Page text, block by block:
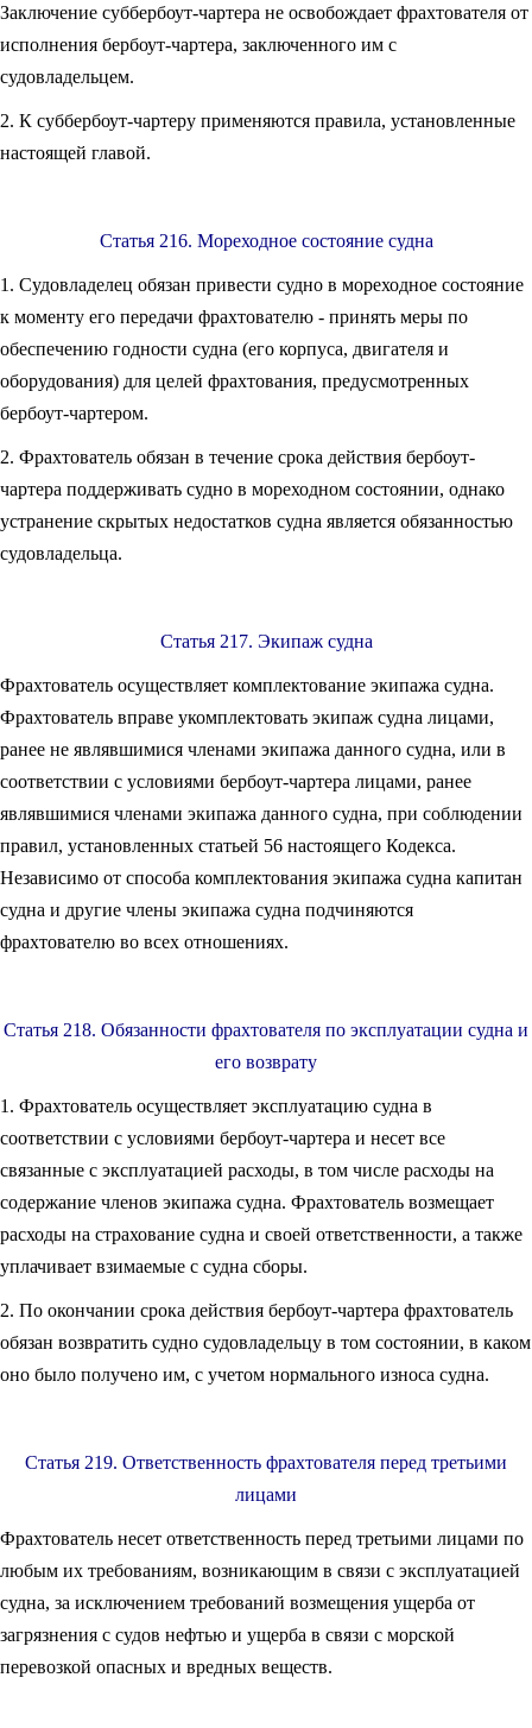
Заключение суббербоут-чартера не освобождает фрахтователя от
исполнения бербоут-чартера, заключенного им с
судовладельцем.
2. К суббербоут-чартеру применяются правила, установленные
настоящей главой.
Статья 216. Мореходное состояние судна
1. Судовладелец обязан привести судно в мореходное состояние
к моменту его передачи фрахтователю - принять меры по
обеспечению годности судна (его корпуса, двигателя и
оборудования) для целей фрахтования, предусмотренных
бербоут-чартером.
2. Фрахтователь обязан в течение срока действия бербоут-
чартера поддерживать судно в мореходном состоянии, однако
устранение скрытых недостатков судна является обязанностью
судовладельца.
Статья 217. Экипаж судна
Фрахтователь осуществляет комплектование экипажа судна.
Фрахтователь вправе укомплектовать экипаж судна лицами,
ранее не являвшимися членами экипажа данного судна, или в
соответствии с условиями бербоут-чартера лицами, ранее
являвшимися членами экипажа данного судна, при соблюдении
правил, установленных статьей 56 настоящего Кодекса.
Независимо от способа комплектования экипажа судна капитан
судна и другие члены экипажа судна подчиняются
фрахтователю во всех отношениях.
Статья 218. Обязанности фрахтователя по эксплуатации судна и
его возврату
1. Фрахтователь осуществляет эксплуатацию судна в
соответствии с условиями бербоут-чартера и несет все
связанные с эксплуатацией расходы, в том числе расходы на
содержание членов экипажа судна. Фрахтователь возмещает
расходы на страхование судна и своей ответственности, а также
уплачивает взимаемые с судна сборы.
2. По окончании срока действия бербоут-чартера фрахтователь
обязан возвратить судно судовладельцу в том состоянии, в каком
оно было получено им, с учетом нормального износа судна.
Статья 219. Ответственность фрахтователя перед третьими
лицами
Фрахтователь несет ответственность перед третьими лицами по
любым их требованиям, возникающим в связи с эксплуатацией
судна, за исключением требований возмещения ущерба от
загрязнения с судов нефтью и ущерба в связи с морской
перевозкой опасных и вредных веществ.